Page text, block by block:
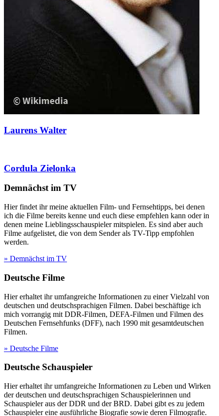
Laurens Walter
Cordula Zielonka
Demnächst im TV
Hier findet ihr meine aktuellen Film- und Fernsehtipps, bei denen
ich die Filme bereits kenne und euch diese empfehlen kann oder in
denen meine Lieblingsschauspieler mitspielen. Es sind aber auch
Filme aufgelistet, die von dem Sender als TV-Tipp empfohlen
werden.
» Demnächst im TV
Deutsche Filme
Hier erhaltet ihr umfangreiche Informationen zu einer Vielzahl von
deutschen und deutschsprachigen Filmen. Dabei beschäftige ich
mich vorrangig mit DDR-Filmen, DEFA-Filmen und Filmen des
Deutschen Fernsehfunks (DFF), nach 1990 mit gesamtdeutschen
Filmen.
» Deutsche Filme
Deutsche Schauspieler
Hier erhaltet ihr umfangreiche Informationen zu Leben und Wirken
der deutschen und deutschsprachigen Schauspielerinnen und
Schauspieler aus der DDR und der BRD. Dabei gibt es zu jedem
Schauspieler eine ausführliche Biografie sowie deren Filmografie.